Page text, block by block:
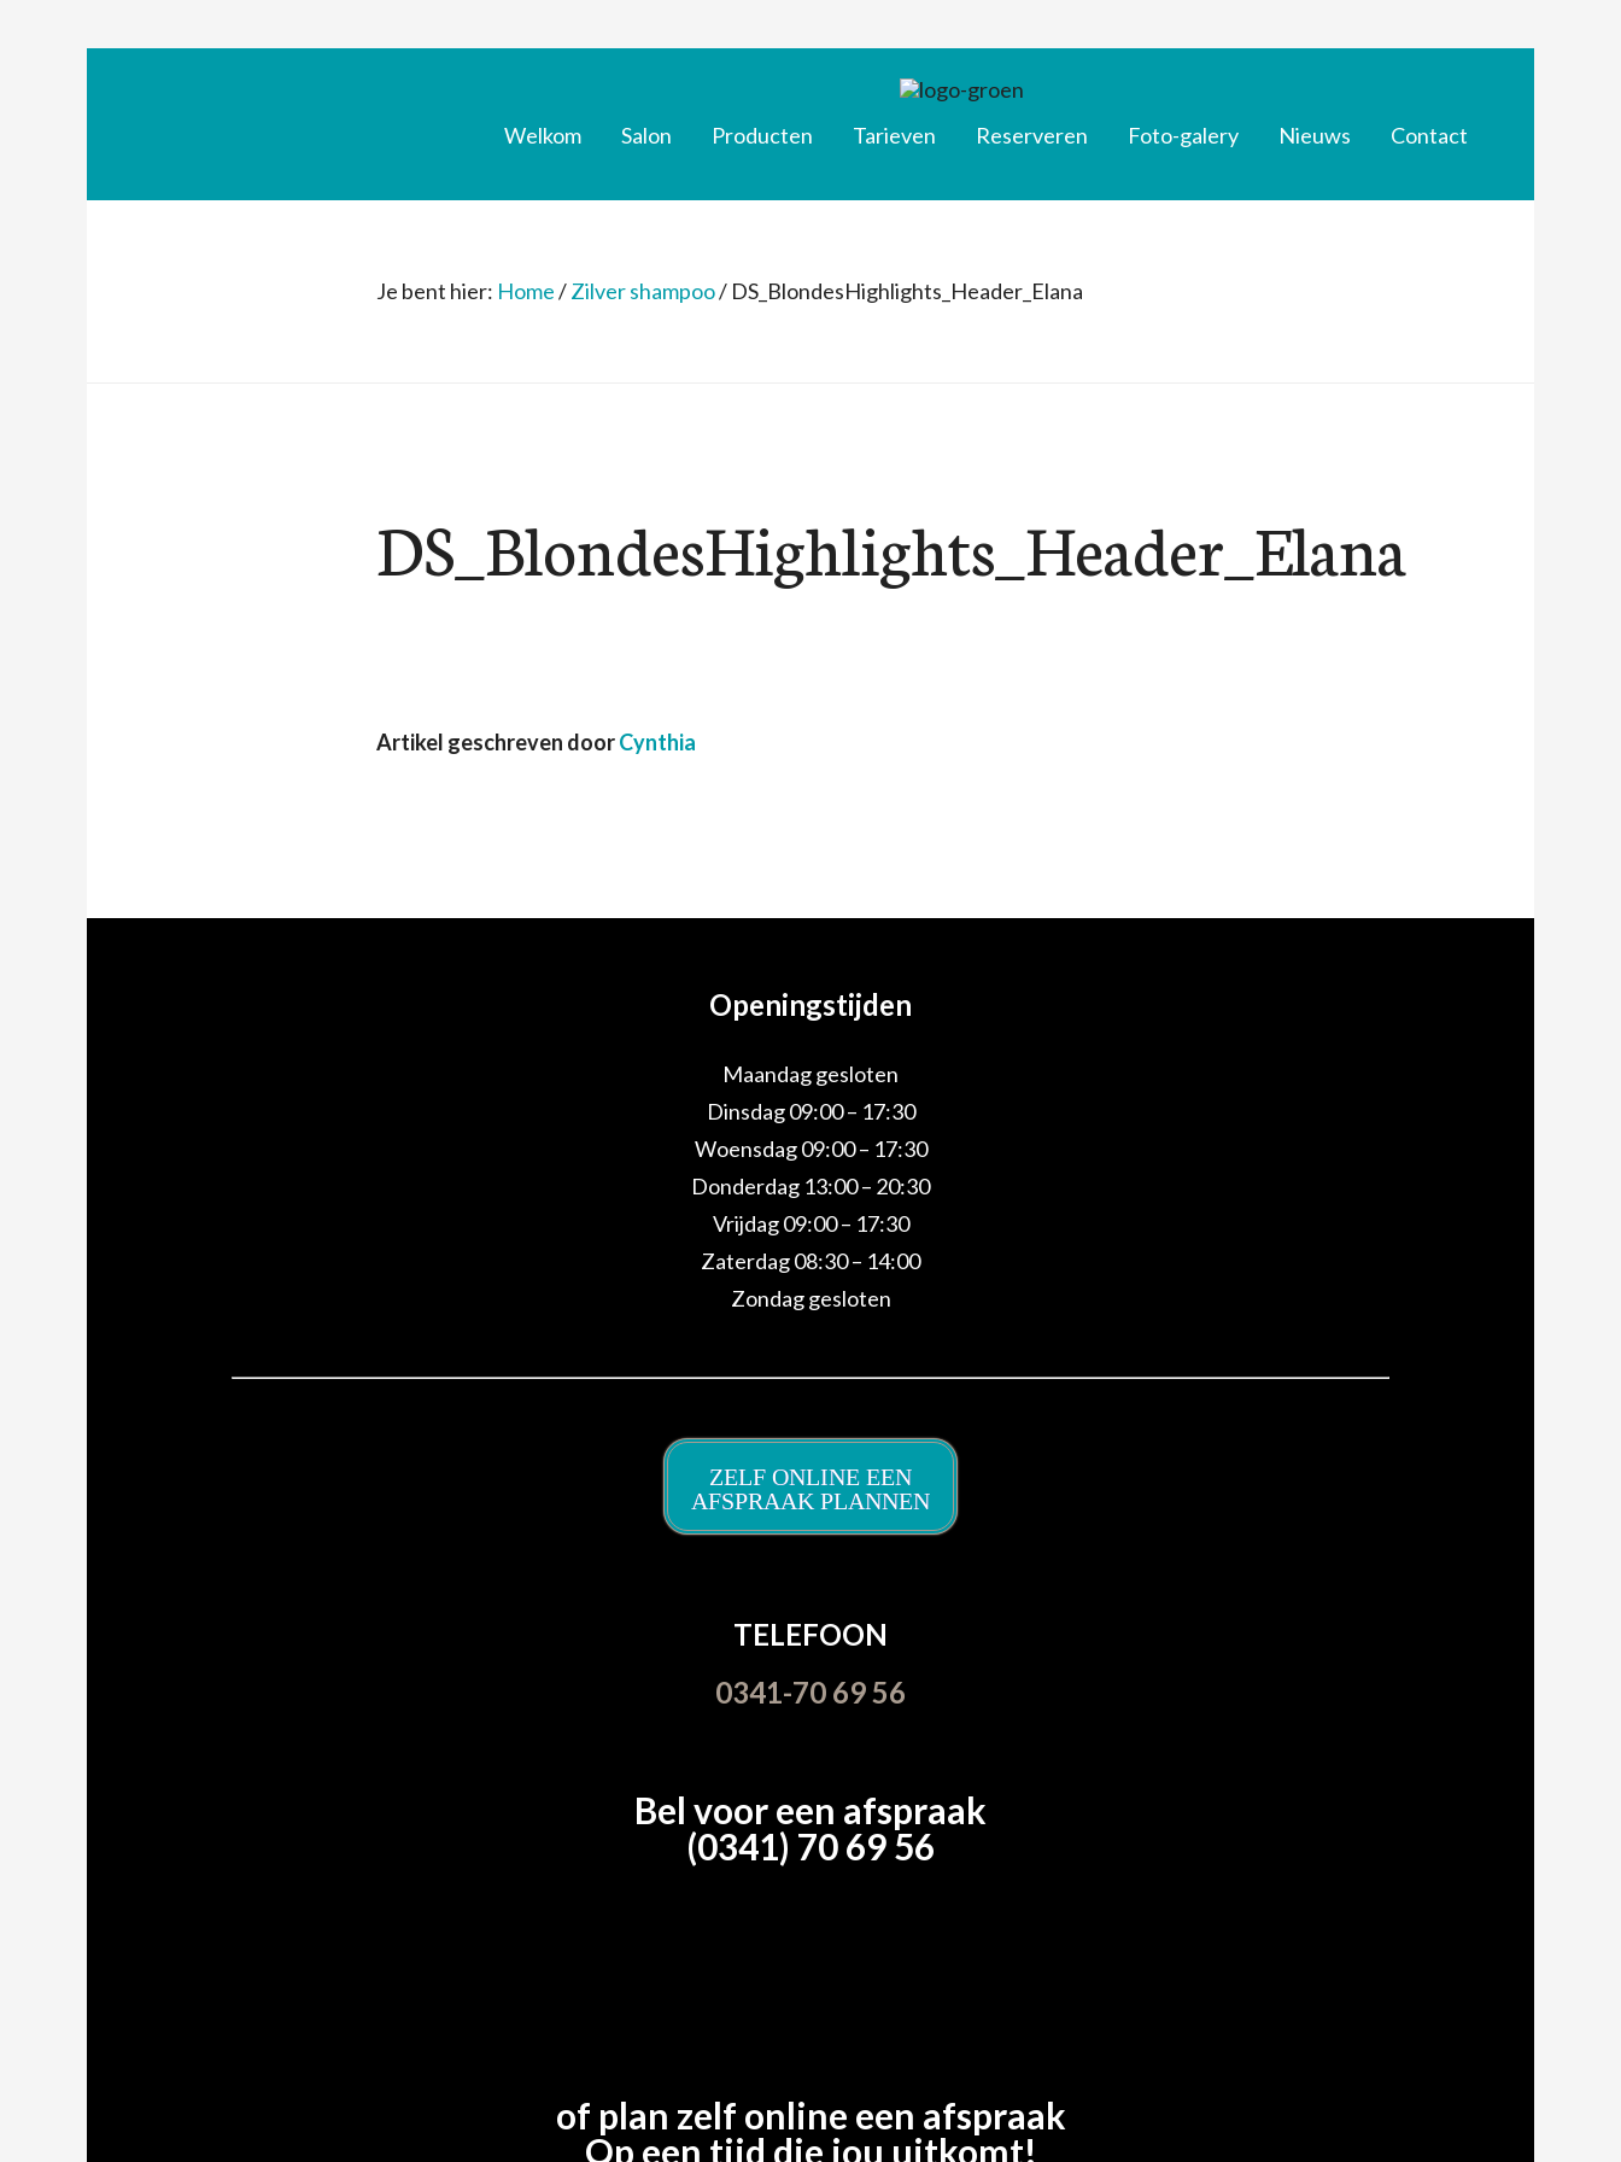
Welkom Salon Producten Tarieven Reserveren Foto-galery Nieuws Contact
Je bent hier: Home/Zilver shampoo/ DS_BlondesHighlights_Header_Elana
DS_BlondesHighlights_Header_Elana
Artikel geschreven doorCynthia
Openingstijden
Maandag gesloten
Dinsdag 09:00 – 17:30
Woensdag 09:00 – 17:30
Donderdag 13:00 – 20:30
Vrijdag 09:00 – 17:30
Zaterdag 08:30 – 14:00
Zondag gesloten
ZELF ONLINE EEN
AFSPRAAK PLANNEN
TELEFOON
0341-70 69 56
Bel voor een afspraak
(0341) 70 69 56
of plan zelf online een afspraak
Op een tijd die jou uitkomt!